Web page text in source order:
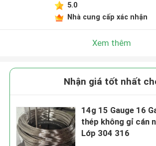
5.0
Nhà cung cấp xác nhận
Xem thêm
Nhận giá tốt nhất
14g 15 Gauge 16
thép không gỉ cán
Lớp 304 316